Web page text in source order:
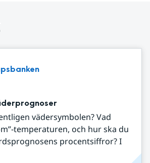
vädersymbolen? Vad
temperaturen, och hur ska du
procentsiffror? I